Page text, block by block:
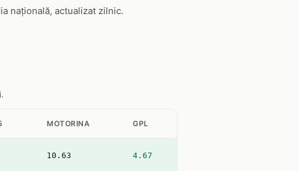
națională, actualizat zilnic.
MOTORINA GPL
10.63 4.67